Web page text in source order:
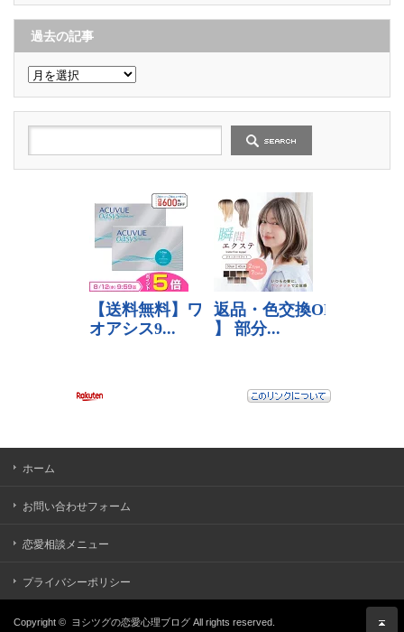
ゴ
リ
ー
過去の記事
過
去
の
記
事
ホーム
お問い合わせフォーム
恋愛相談メニュー
プライバシーポリシー
Copyright © ヨシツグの恋愛心理ブログ All rights reserved.